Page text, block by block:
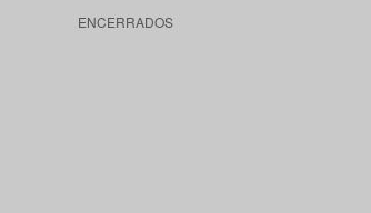
ENCERRADOS